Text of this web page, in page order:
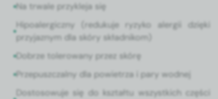
Na trwale przyk­le­ja się
Hipoa­ler­giczny (reduku­je ryzyko alergii dzię­ki
przy­jaznym dla skóry skład­nikom)
Dobrze tolerowany przez skórę
Prze­puszczal­ny dla powi­etrza i pary wod­nej
Dos­tosowu­je się do ksz­tał­tu wszys­t­kich częś­ci